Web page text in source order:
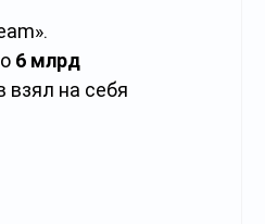
6 млрд
взял на себя